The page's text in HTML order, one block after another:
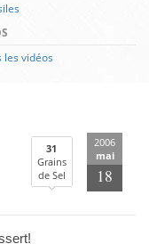
les vidéos
31
Grains
de Sel
2006
mai
18